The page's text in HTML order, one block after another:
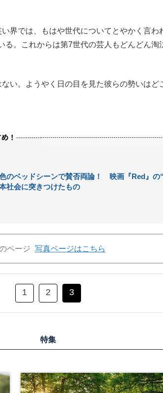
界では、もはや世代についてとやかく言わ
る。これからは第7世代の芸人もどんどん淘
い。ようやく日の目を見た彼らの勢いはど
のベッドシーンで賛否両論！ 映画『Red』の
社会に突きつけたもの
ページ 写真ページはこちら
1 2 3
特集